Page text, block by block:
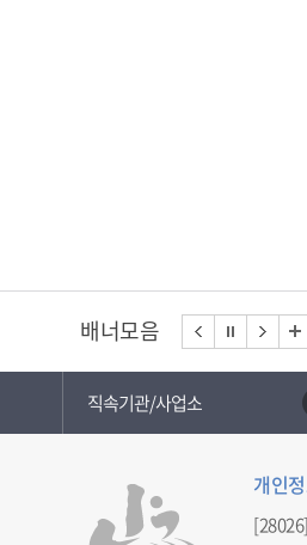
배너모음
직속기관/사업소
개인